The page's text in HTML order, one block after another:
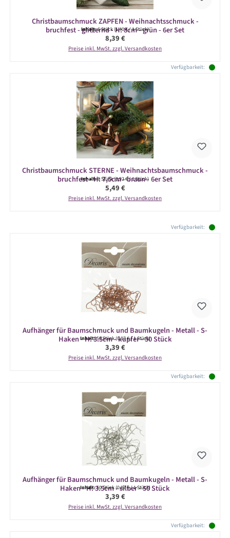
Christbaumschmuck ZAPFEN - Weihnachtsschmuck -
bruchfest - glitzernd - H: 8cm - grün - 6er Set
Inhalt:6 Stück(1,40 € / 1 Stück)
Regulärer Preis:
8,39 €
Preise inkl. MwSt. zzgl. Versandkosten
Verfügbarkeit:
Christbaumschmuck STERNE - Weihnachtsbaumschmuck -
bruchfest - H: 7,5cm - braun - 6er Set
Inhalt:6 Stück(0,92 € / 1 Stück)
Regulärer Preis:
5,49 €
Preise inkl. MwSt. zzgl. Versandkosten
Verfügbarkeit:
Aufhänger für Baumschmuck und Baumkugeln - Metall - S-
Haken - H: 3.5cm - kupfer - 50 Stück
Inhalt:50 Stück(0,07 € / 1 Stück)
Regulärer Preis:
3,39 €
Preise inkl. MwSt. zzgl. Versandkosten
Verfügbarkeit:
Aufhänger für Baumschmuck und Baumkugeln - Metall - S-
Haken - H: 3.5cm - silber - 50 Stück
Inhalt:50 Stück(0,07 € / 1 Stück)
Regulärer Preis:
3,39 €
Preise inkl. MwSt. zzgl. Versandkosten
Verfügbarkeit: